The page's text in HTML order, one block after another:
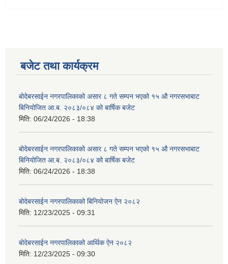
बजेट तथा कार्यक्रम
बोदेबरसाईन नगरपालिकाको असार ८ गते सम्पन भएको १५ ‍‍‍औ नगरसभाबाट
बिनियोजित आ.ब. २०८३/०८४ को बार्षिक बजेट
मिति: 06/24/2026 - 18:38
बोदेबरसाईन नगरपालिकाको असार ८ गते सम्पन भएको १५ ‍‍‍औ नगरसभाबाट
बिनियोजित आ.ब. २०८३/०८४ को बार्षिक बजेट
मिति: 06/24/2026 - 18:38
बोदेबरसाईन नगरपालिकाको बिनियोजन ऐन २०८२
मिति: 12/23/2025 - 09:31
बोदेबरसाईन नगरपालिकाको आर्थिक ऐन २०८२
मिति: 12/23/2025 - 09:30